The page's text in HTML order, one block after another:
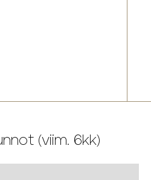
(viim. 6kk)